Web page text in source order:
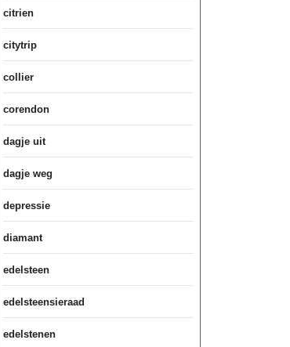
citrien
citytrip
collier
corendon
dagje uit
dagje weg
depressie
diamant
edelsteen
edelsteensieraad
edelstenen